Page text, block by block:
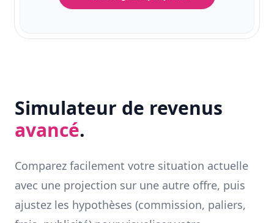
Simulateur de revenus
avancé.
Comparez facilement votre situation actuelle
avec une projection sur une autre offre, puis
ajustez les hypothèses (commission, paliers,